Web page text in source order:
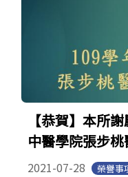
【恭賀】本所
中醫學院張步
2021-07-28 榮譽事